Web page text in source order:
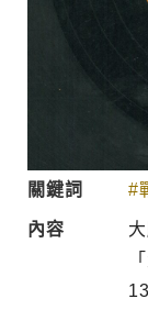
關鍵詞 #
內容